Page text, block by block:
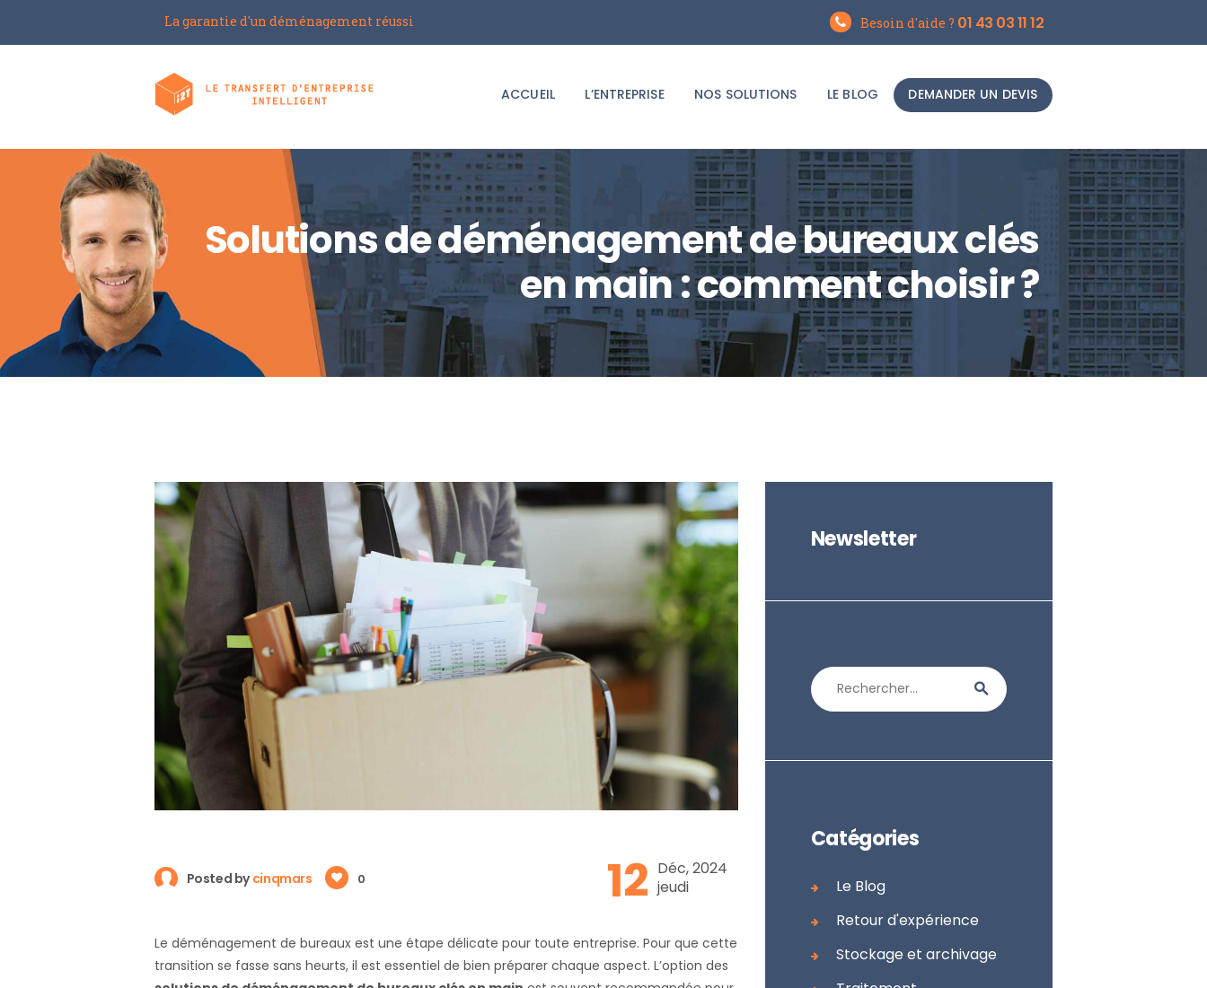
La garantie d'un déménagement réussi Besoin d'aide ? 01 43 03 11 12
ACCUEIL L’ENTREPRISE NOS SOLUTIONS LE BLOG DEMANDER UN DEVIS
Solutions de déménagement de bureaux clés
en main : comment choisir ?
LE BLOG
DEMANDER UN
DEVIS
12 Déc, 2024
jeudi
Posted bycinqmars 0
Le déménagement de bureaux est une étape délicate pour toute entreprise. Pour que cette
transition se fasse sans heurts, il est essentiel de bien préparer chaque aspect. L’option des
Newsletter
Rechercher :
Catégories
Le Blog
Retour d'expérience
Stockage et archivage